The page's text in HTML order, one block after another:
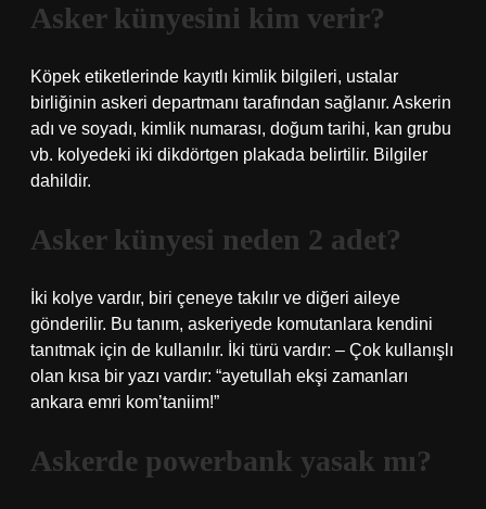
Asker künyesini kim verir?
Köpek etiketlerinde kayıtlı kimlik bilgileri, ustalar
birliğinin askeri departmanı tarafından sağlanır. Askerin
adı ve soyadı, kimlik numarası, doğum tarihi, kan grubu
vb. kolyedeki iki dikdörtgen plakada belirtilir. Bilgiler
dahildir.
Asker künyesi neden 2 adet?
İki kolye vardır, biri çeneye takılır ve diğeri aileye
gönderilir. Bu tanım, askeriyede komutanlara kendini
tanıtmak için de kullanılır. İki türü vardır: – Çok kullanışlı
olan kısa bir yazı vardır: “ayetullah ekşi zamanları
ankara emri kom’taniim!”
Askerde powerbank yasak mı?